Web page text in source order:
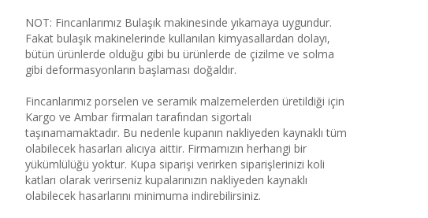
NOT: Fincanlarımız Bulaşık makinesinde yıkamaya uygundur.
Fakat bulaşık makinelerinde kullanılan kimyasallardan dolayı,
bütün ürünlerde olduğu gibi bu ürünlerde de çizilme ve solma
gibi deformasyonların başlaması doğaldır.
Fincanlarımız porselen ve seramik malzemelerden üretildiği için
Kargo ve Ambar firmaları tarafından sigortalı
taşınamamaktadır. Bu nedenle kupanın nakliyeden kaynaklı tüm
olabilecek hasarları alıcıya aittir. Firmamızın herhangi bir
yükümlülüğü yoktur. Kupa siparişi verirken siparişlerinizi koli
katları olarak verirseniz kupalarınızın nakliyeden kaynaklı
olabilecek hasarlarını minimuma indirebilirsiniz.